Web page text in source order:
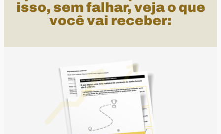
isso, sem falhar, veja o que
você vai receber: